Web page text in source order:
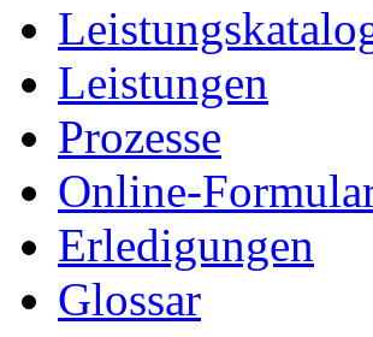
Leistungen
Prozesse
Online-
Erledigungen
Glossar